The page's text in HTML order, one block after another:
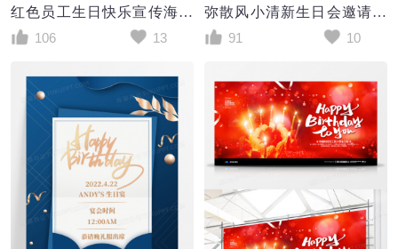
红色员工生日快乐宣传海报
106
13
弥散风小清新生日会邀请函周年庆生日快乐海报
91
10